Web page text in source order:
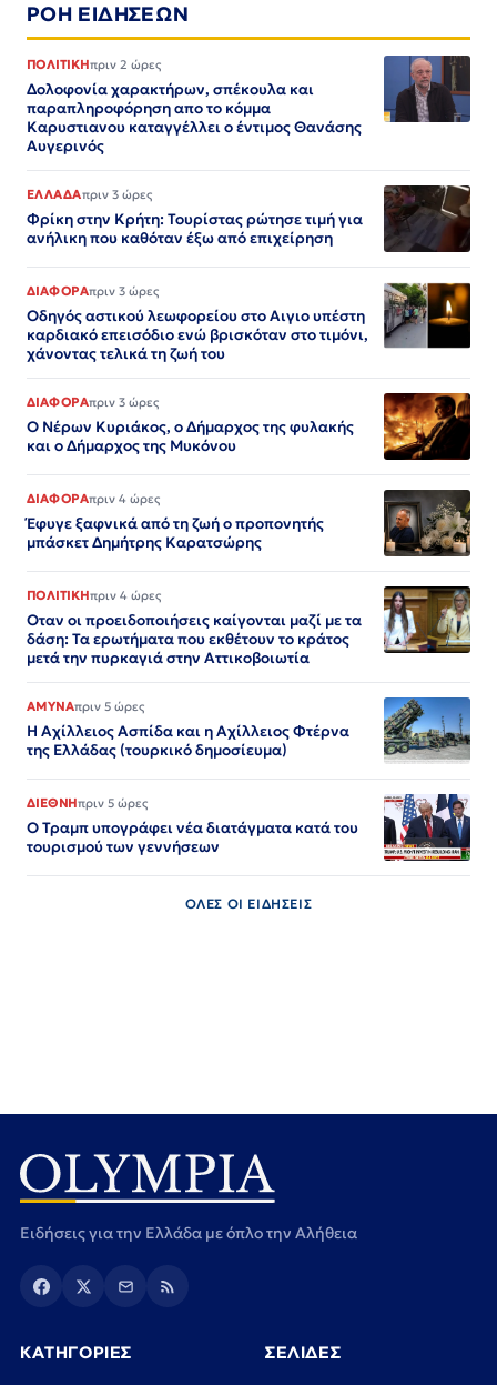
ΡΟΗ ΕΙΔΗΣΕΩΝ
ΠΟΛΙΤΙΚΗπριν 2 ώρες
Δολοφονία χαρακτήρων, σπέκουλα και
παραπληροφόρηση απο το κόμμα
Καρυστιανου καταγγέλλει ο έντιμος Θανάσης
Αυγερινός
ΕΛΛΑΔΑπριν 3 ώρες
Φρίκη στην Κρήτη: Τουρίστας ρώτησε τιμή για
ανήλικη που καθόταν έξω από επιχείρηση
ΔΙΑΦΟΡΑπριν 3 ώρες
Οδηγός αστικού λεωφορείου στο Αιγιο υπέστη
καρδιακό επεισόδιο ενώ βρισκόταν στο τιμόνι,
χάνοντας τελικά τη ζωή του
ΔΙΑΦΟΡΑπριν 3 ώρες
Ο Νέρων Κυριάκος, o Δήμαρχος της φυλακής
και ο Δήμαρχος της Μυκόνου
ΔΙΑΦΟΡΑπριν 4 ώρες
Έφυγε ξαφνικά από τη ζωή ο προπονητής
μπάσκετ Δημήτρης Καρατσώρης
ΠΟΛΙΤΙΚΗπριν 4 ώρες
Οταν οι προειδοποιήσεις καίγονται μαζί με τα
δάση: Τα ερωτήματα που εκθέτουν το κράτος
μετά την πυρκαγιά στην Αττικοβοιωτία
ΑΜΥΝΑπριν 5 ώρες
Η Αχίλλειος Ασπίδα και η Αχίλλειος Φτέρνα
της Ελλάδας (τουρκικό δημοσίευμα)
ΔΙΕΘΝΗπριν 5 ώρες
Ο Τραμπ υπογράφει νέα διατάγματα κατά του
τουρισμού των γεννήσεων
ΟΛΕΣ ΟΙ ΕΙΔΗΣΕΙΣ
Ειδήσεις για την Ελλάδα με όπλο την Αλήθεια
ΚΑΤΗΓΟΡΙΕΣ ΣΕΛΙΔΕΣ